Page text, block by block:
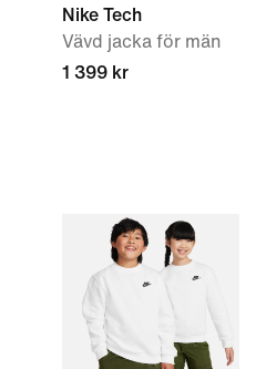
Nike Tech
Vävd jacka för män
1 399 kr